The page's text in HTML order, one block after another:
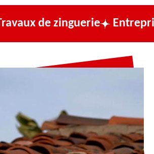
zinguerie Entreprise de